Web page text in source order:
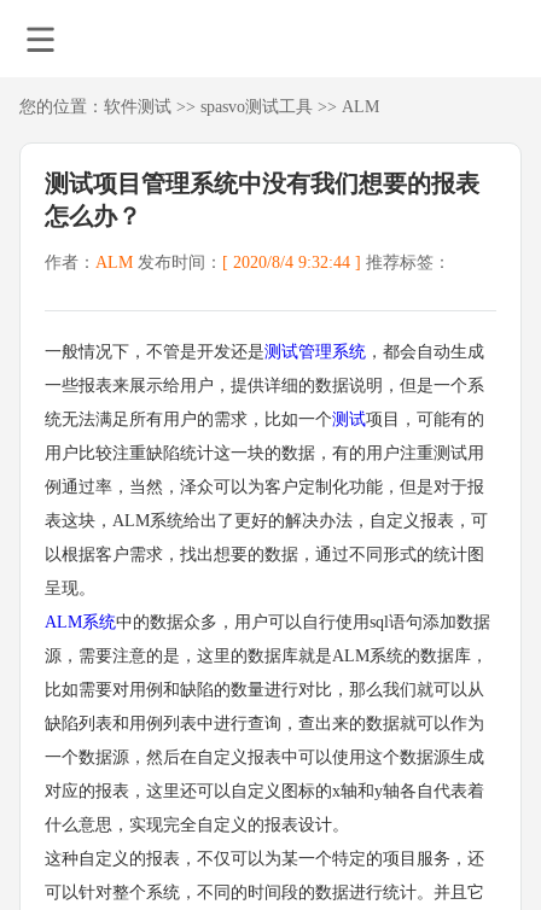
您的位置： 软件测试 >> spasvo测试工具 >> ALM
测试项目管理系统中没有我们想要的报表
怎么办？
作者： ALM 发布时间： [ 2020/8/4 9:32:44 ] 推荐标签：
一般情况下，不管是开发还是测试管理系统 ，都会自动生成
一些报表来展示给用户，提供详细的数据说明，但是一个系
统无法满足所有用户的需求，比如一个测试项目，可能有的
用户比较注重缺陷统计这一块的数据，有的用户注重测试用
例通过率，当然，泽众可以为客户定制化功能，但是对于报
表这块，ALM系统给出了更好的解决办法，自定义报表，可
以根据客户需求，找出想要的数据，通过不同形式的统计图
呈现。
ALM系统中的数据众多，用户可以自行使用sql语句添加数据
源，需要注意的是，这里的数据库就是ALM系统的数据库，
比如需要对用例和缺陷的数量进行对比，那么我们就可以从
缺陷列表和用例列表中进行查询，查出来的数据就可以作为
一个数据源，然后在自定义报表中可以使用这个数据源生成
对应的报表，这里还可以自定义图标的x轴和y轴各自代表着
什么意思，实现完全自定义的报表设计。
这种自定义的报表，不仅可以为某一个特定的项目服务，还
可以针对整个系统，不同的时间段的数据进行统计。并且它